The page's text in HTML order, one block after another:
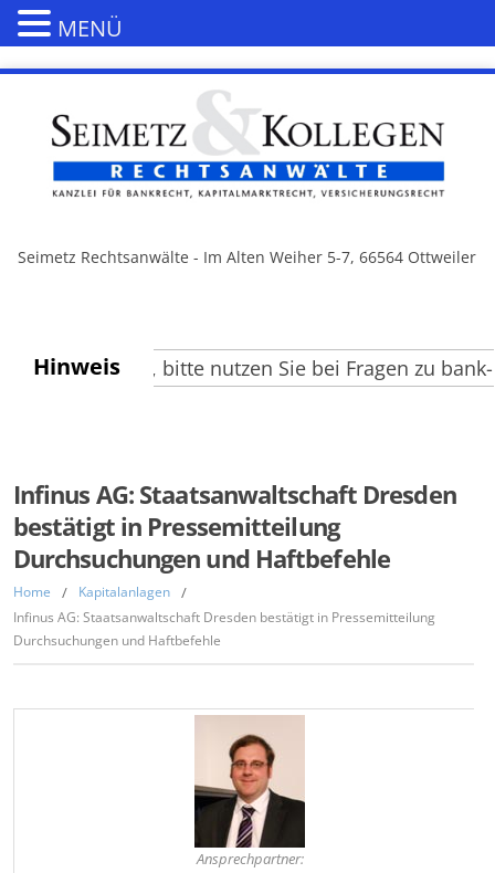
Seimetz Rechtsanwälte - Im Alten Weiher 5-7, 66564 Ottweiler
Hinweis
Besucher, bitte nutzen Sie bei Fragen zu bank-
Infinus AG: Staatsanwaltschaft Dresden
bestätigt in Pressemitteilung
Durchsuchungen und Haftbefehle
Home / Kapitalanlagen /
Infinus AG: Staatsanwaltschaft Dresden bestätigt in Pressemitteilung
Durchsuchungen und Haftbefehle
Ansprechpartner:
MENÜ